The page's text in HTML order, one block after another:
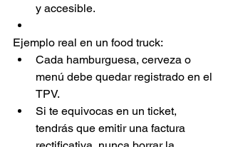
y accesible.
Ejemplo real en un food truck:
Cada hamburguesa, cerveza o
menú debe quedar registrado en el
TPV.
Si te equivocas en un ticket,
tendrás que emitir una factura